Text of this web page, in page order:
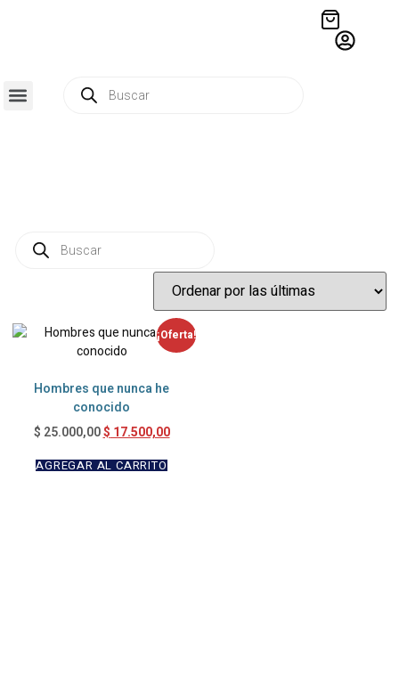
¡Oferta!
Hombres que nunca he
conocido
$ 25.000,00 $ 17.500,00
AGREGAR AL CARRITO